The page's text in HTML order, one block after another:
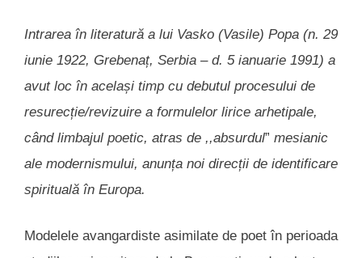
Intrarea în literatură a lui Vasko (Vasile) Popa (n. 29
iunie 1922, Grebenaț, Serbia – d. 5 ianuarie 1991) a
avut loc în același timp cu debutul procesului de
resurecție/revizuire a formulelor lirice arhetipale,
când limbajul poetic, atras de ,,absurdul” mesianic
ale modernismului, anunța noi direcții de identificare
spirituală în Europa.
Modelele avangardiste asimilate de poet în perioada